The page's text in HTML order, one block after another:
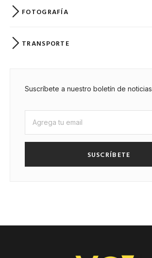
FOTOGRAFÍA
TRANSPORTE
Suscríbete a nuestro boletín de noticias
SUSCRÍBETE